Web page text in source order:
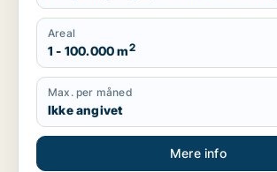
Areal
1 - 100.000 m2
Max. per måned
Ikke angivet
Mere info